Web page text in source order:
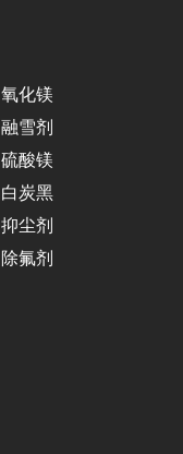
氧化镁
融雪剂
硫酸镁
白炭黑
抑尘剂
除氟剂